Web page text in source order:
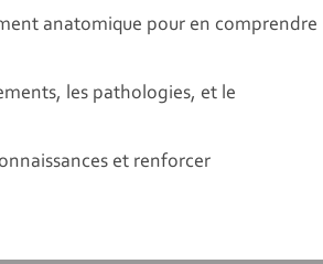
anatomique pour en comprendre
les pathologies, et le
et renforcer